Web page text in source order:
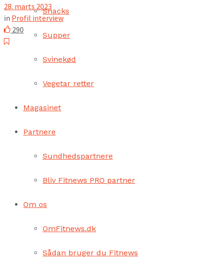
Snacks
Supper
Svinekød
Vegetar retter
Magasinet
Partnere
Sundhedspartnere
Bliv Fitnews PRO partner
Om os
OmFitnews.dk
Sådan bruger du Fitnews
28. marts 2023
in Profil interview
290